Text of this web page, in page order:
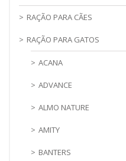
RAÇÃO PARA CÃES
RAÇÃO PARA GATOS
ACANA
ADVANCE
ALMO NATURE
AMITY
BANTERS